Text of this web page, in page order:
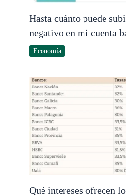
Hasta cuánto puede
negativo en mi cuenta
Economía
Qué intereses ofrecen